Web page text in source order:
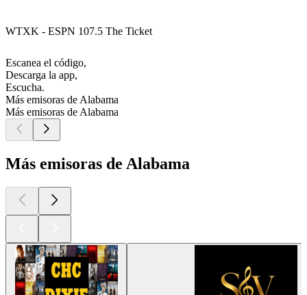
WTXK - ESPN 107.5 The Ticket
Escanea el código,
Descarga la app,
Escucha.
Más emisoras de Alabama
Más emisoras de Alabama
Más emisoras de Alabama